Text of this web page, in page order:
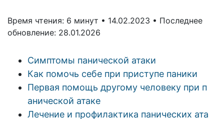
Время чтения: 6 минут • 14.02.2023 • Последнее
обновление: 28.01.2026
Симптомы панической атаки
Как помочь себе при приступе паники
Первая помощь другому человеку при п
анической атаке
Лечение и профилактика панических ата